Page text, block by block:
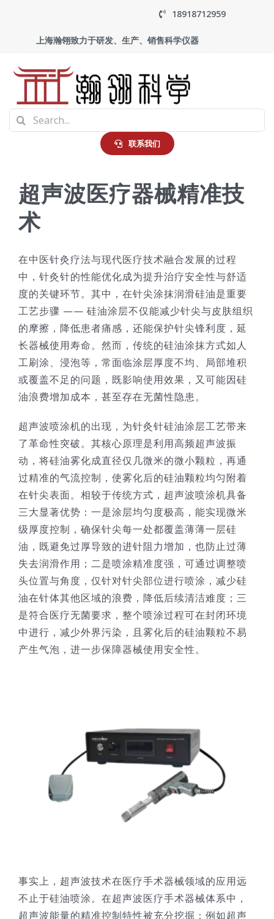
content
18918712959
上海瀚翎致力于研发、生产、销售科学仪器
首页
应用
走进瀚翎
技术服务
公司新闻
Search
for:
联系我们
超声波医疗器械精准技
术
在中医针灸疗法与现代医疗技术融合发展的过程
中，针灸针的性能优化成为提升治疗安全性与舒适
度的关键环节。其中，在针尖涂抹润滑硅油是重要
工艺步骤 —— 硅油涂层不仅能减少针尖与皮肤组织
的摩擦，降低患者痛感，还能保护针尖锋利度，延
长器械使用寿命。然而，传统的硅油涂抹方式如人
工刷涂、浸泡等，常面临涂层厚度不均、局部堆积
或覆盖不足的问题，既影响使用效果，又可能因硅
油浪费增加成本，甚至存在无菌性隐患。​
超声波喷涂机的出现，为针灸针硅油涂层工艺带来
了革命性突破。其核心原理是利用高频超声波振
动，将硅油雾化成直径仅几微米的微小颗粒，再通
过精准的气流控制，使雾化后的硅油颗粒均匀附着
在针尖表面。相较于传统方式，超声波喷涂机具备
三大显著优势：一是涂层均匀度极高，能实现微米
级厚度控制，确保针尖每一处都覆盖薄薄一层硅
油，既避免过厚导致的进针阻力增加，也防止过薄
失去润滑作用；二是喷涂精准度强，可通过调整喷
头位置与角度，仅针对针尖部位进行喷涂，减少硅
油在针体其他区域的浪费，降低后续清洁难度；三
是符合医疗无菌要求，整个喷涂过程可在封闭环境
中进行，减少外界污染，且雾化后的硅油颗粒不易
产生气泡，进一步保障器械使用安全性。​
事实上，超声波技术在医疗手术器械领域的应用远
不止于硅油喷涂。在超声波医疗手术器械体系中，
超声波能量的精准控制特性被充分挖掘：例如超声